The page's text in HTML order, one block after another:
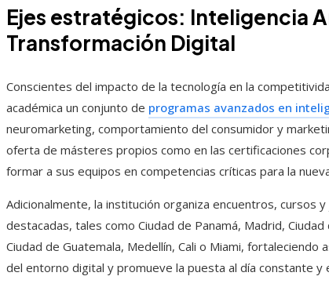
Ejes estratégicos: Inteligencia
Transformación Digital
Conscientes del impacto de la tecnología en la
académica un conjunto de programas avanzados en
neuromarketing, comportamiento del consumidor y
oferta de másteres propios como en las certificaciones
formar a sus equipos en competencias críticas para la
Adicionalmente, la institución organiza encuentros, cursos
destacadas, tales como Ciudad de Panamá, Madrid,
Ciudad de Guatemala, Medellín, Cali o Miami, fortaleciendo
del entorno digital y promueve la puesta al día constante